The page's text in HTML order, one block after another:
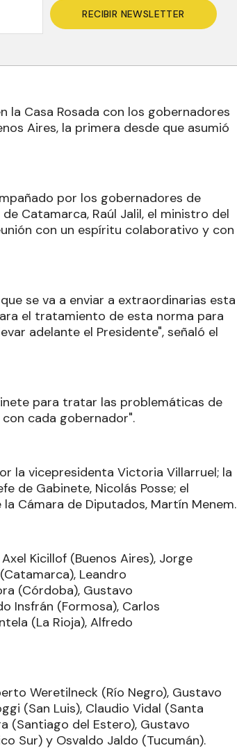
RECIBIR NEWSLETTER
la Casa Rosada con los gobernadores
Aires, la primera desde que asumió
por los gobernadores de
Catamarca, Raúl Jalil, el ministro del
con un espíritu colaborativo y con
se va a enviar a extraordinarias esta
el tratamiento de esta norma para
adelante el Presidente", señaló el
para tratar las problemáticas de
cada gobernador".
la vicepresidenta Victoria Villarruel; la
de Gabinete, Nicolás Posse; el
Cámara de Diputados, Martín Menem.
Kicillof (Buenos Aires), Jorge
Leandro
(Córdoba), Gustavo
Insfrán (Formosa), Carlos
(La Rioja), Alfredo
Weretilneck (Río Negro), Gustavo
(San Luis), Claudio Vidal (Santa
(Santiago del Estero), Gustavo
Sur) y Osvaldo Jaldo (Tucumán).